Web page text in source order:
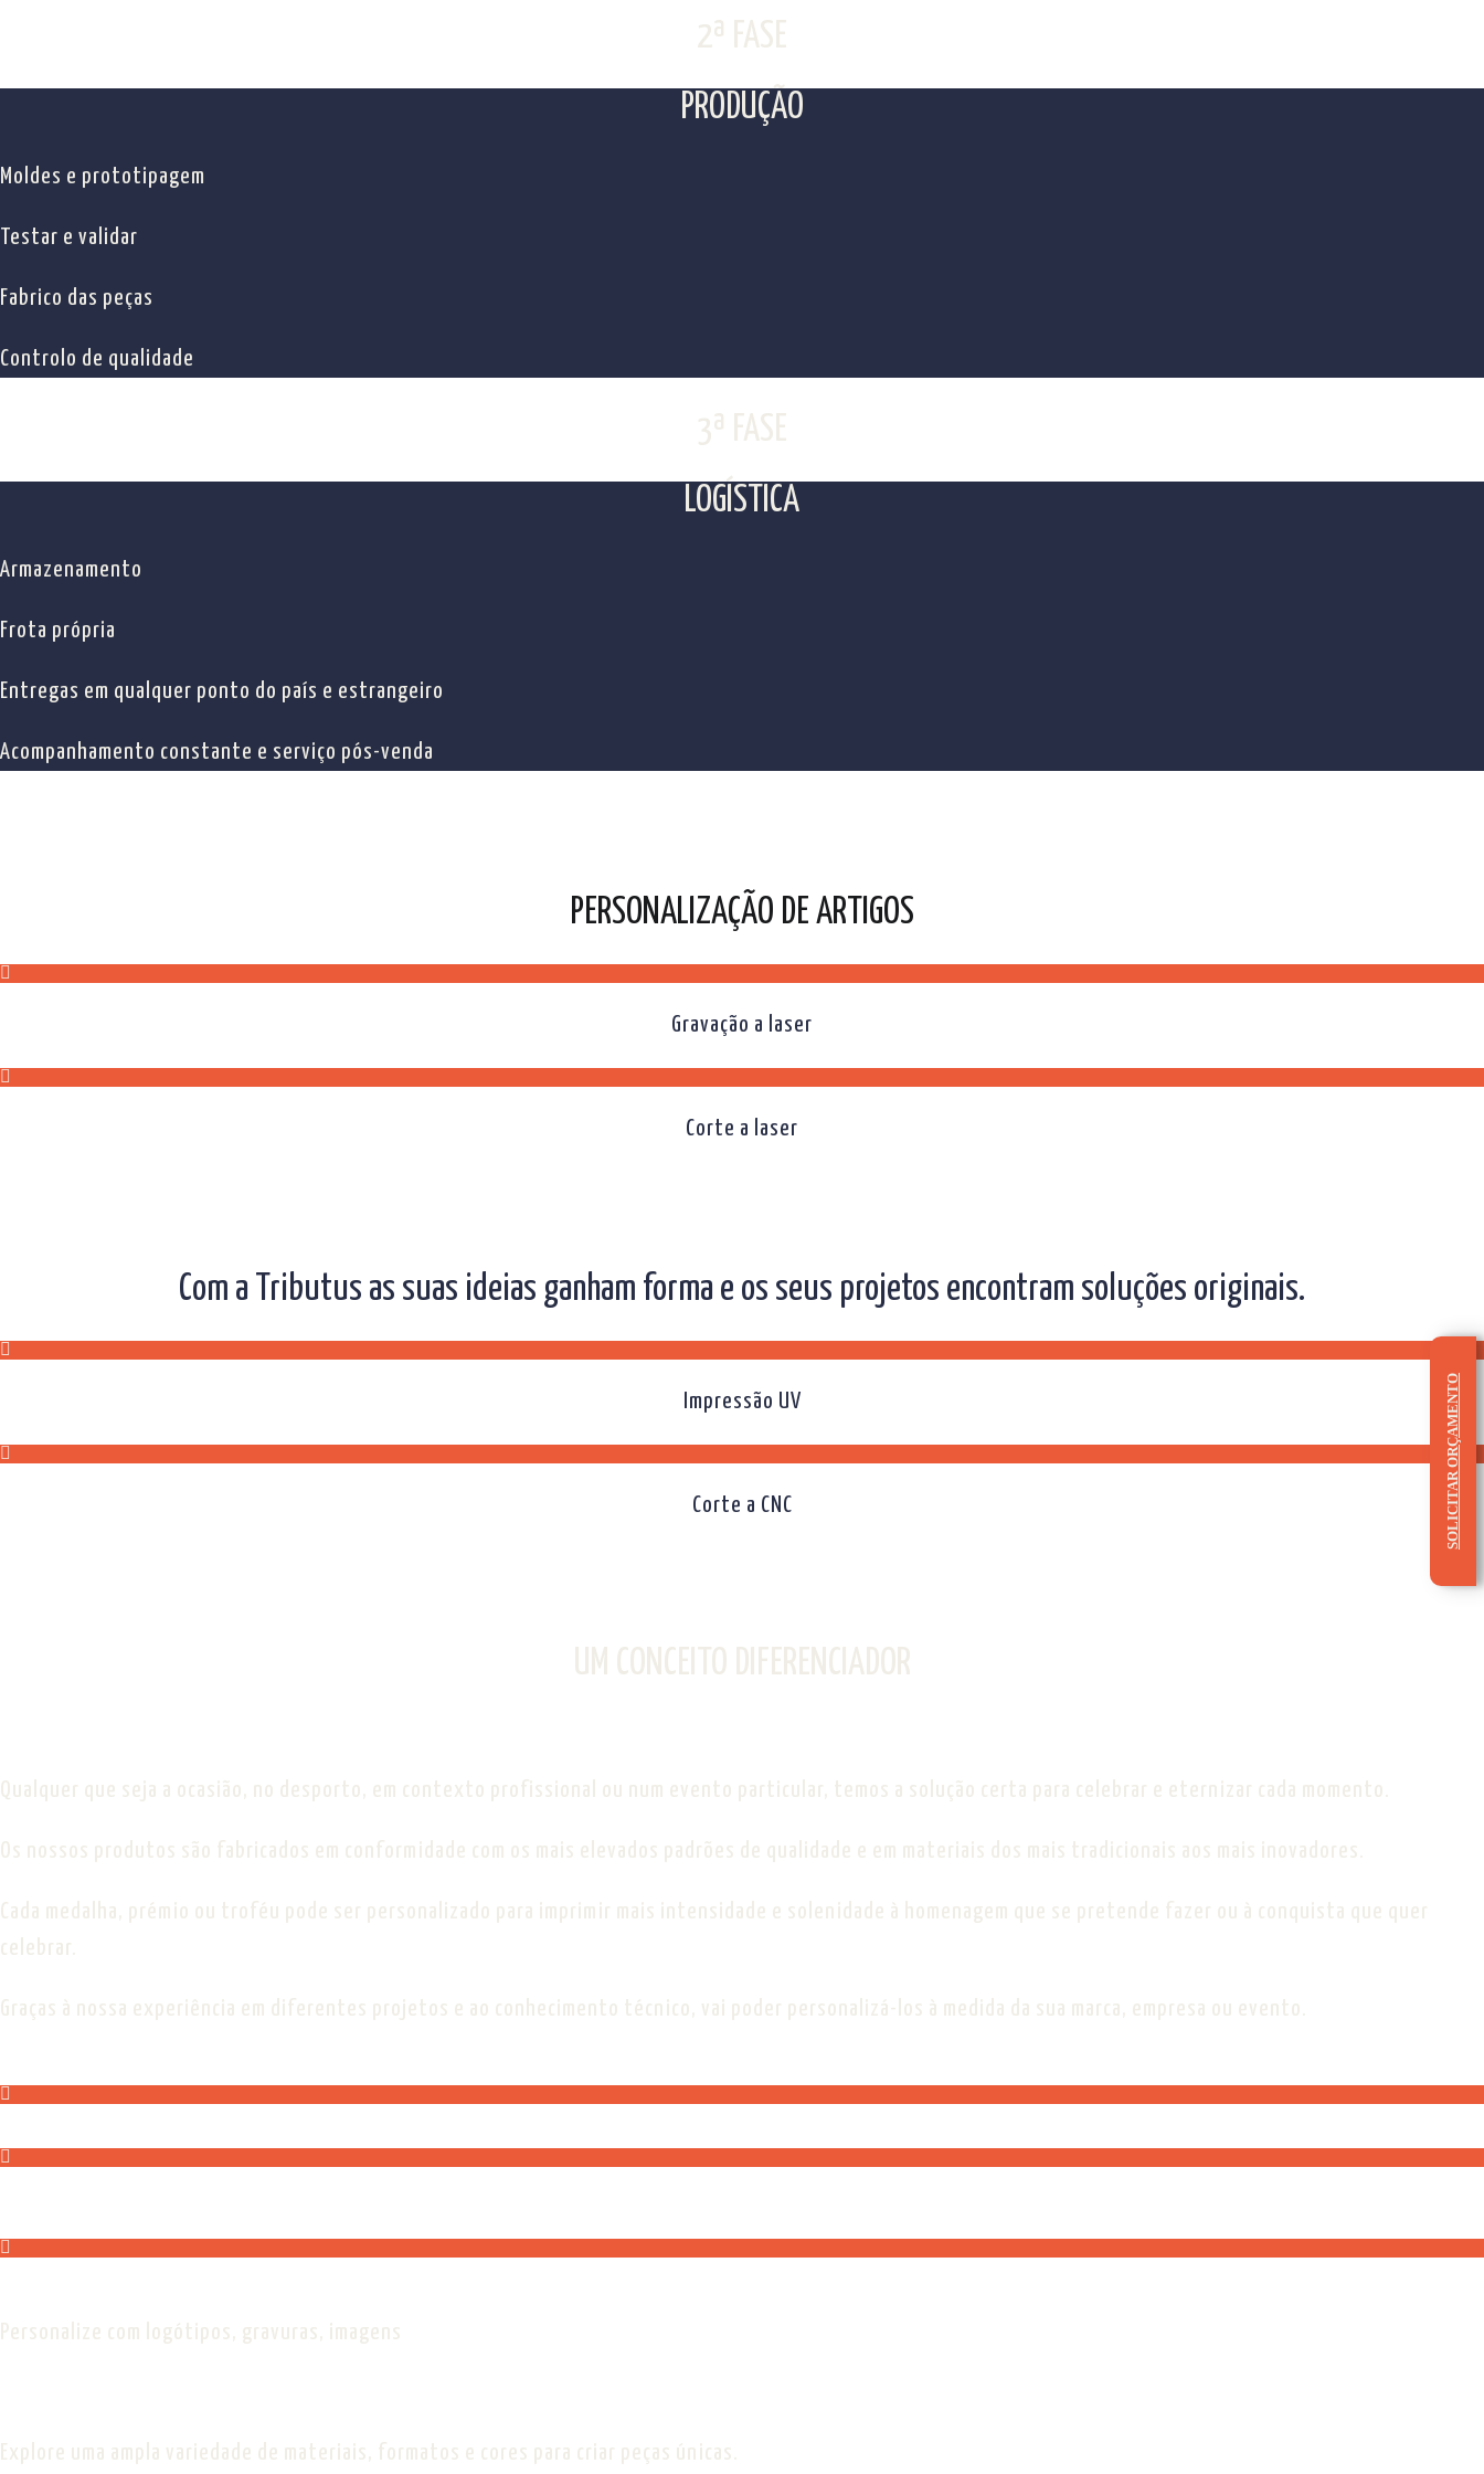
2ª FASE
PRODUÇÃO
Moldes e prototipagem
Testar e validar
Fabrico das peças
Controlo de qualidade
3ª FASE
LOGÍSTICA
Armazenamento
Frota própria
Entregas em qualquer ponto do país e estrangeiro
Acompanhamento constante e serviço pós-venda
PERSONALIZAÇÃO DE ARTIGOS
Gravação a laser
Corte a laser
Com a Tributus as suas ideias ganham forma e os seus projetos encontram soluções originais.
Impressão UV
Corte a CNC
UM CONCEITO DIFERENCIADOR
Qualquer que seja a ocasião, no desporto, em contexto profissional ou num evento particular, temos a solução certa para celebrar e eternizar cada momento.
Os nossos produtos são fabricados em conformidade com os mais elevados padrões de qualidade e em materiais dos mais tradicionais aos mais inovadores.
Cada medalha, prémio ou troféu pode ser personalizado para imprimir mais intensidade e solenidade à homenagem que se pretende fazer ou à conquista que quer
celebrar.
Graças à nossa experiência em diferentes projetos e ao conhecimento técnico, vai poder personalizá-los à medida da sua marca, empresa ou evento.
Personalize com logótipos, gravuras, imagens
Explore uma ampla variedade de materiais, formatos e cores para criar peças únicas.
SOLICITAR ORÇAMENTO